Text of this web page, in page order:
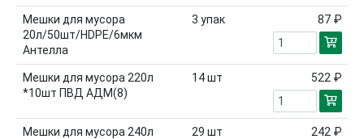
Мешки для мусора
20л/50шт/HDPE/6мкм
Антелла
3 упак 87 ₽
Мешки для мусора 220л
*10шт ПВД АДМ(8)
14шт 522 ₽
Мешки для мусора 240л
29 шт 242 ₽